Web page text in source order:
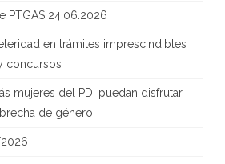
PTGAS 24.06.2026
en trámites imprescindibles
concursos
mujeres del PDI puedan disfrutar
de género